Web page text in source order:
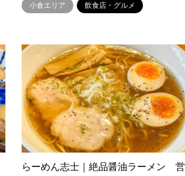
小倉エリア 飲食店・グルメ
らーめん志士｜絶品醤油ラーメン 営